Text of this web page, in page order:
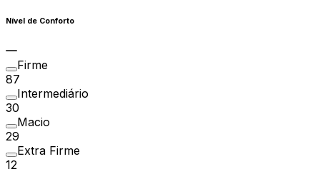
Nível de Conforto
Firme
87
Intermediário
30
Macio
29
Extra Firme
12